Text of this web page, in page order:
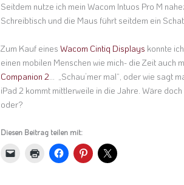
Seitdem nutze ich mein Wacom Intuos Pro M
Schreibtisch und die Maus führt seitdem ein
Zum Kauf einesWacom Cintiq Displays konnte
einen mobilen Menschen wie mich- die Zeit
Companion 2… „Schau’mer mal“, oder wie sagt
iPad 2 kommt mittlerweile in die Jahre. Wäre
oder?
Diesen Beitrag teilen mit: